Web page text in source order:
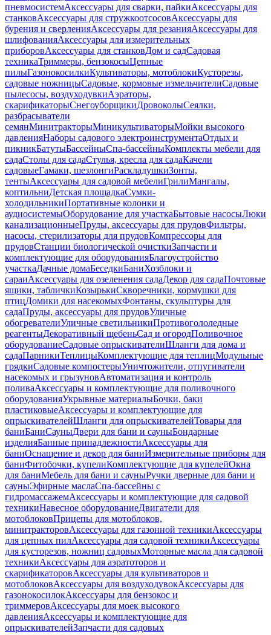
пневмосистемАксессуары для сварки, пайкиАксессуары для
станковАксессуары для стружкоотсосовАксессуары для
бурения и сверленияАксессуары для резанияАксессуары для
шлифованияАксессуары для измерительных
приборовАксессуары для станковДом и садСадовая
техникаТриммеры, бензокосыЦепные
пилыГазонокосилкиКультиваторы, мотоблокиКусторезы,
садовые ножницыСадовые, кормовые измельчителиСадовые
пылесосы, воздуходувкиАэраторы,
скарификаторыСнегоуборщикиДровоколыСеялки,
разбрасыватели
семянМинитракторыМиникультиваторыМойки высокого
давленияНаборы садового электроинструментаОтдых и
пикникБатутыБассейныСпа-бассейныКомплекты мебели для
садаСтолы для садаСтулья, кресла для садаКачели
садовыеГамаки, шезлонгиРаскладушкиЗонты,
тентыАксессуары для садовой мебелиГрилиМангалы,
коптильниДетская площадкаСумки-
холодильникиПортативные колонки и
аудиосистемыОборудование для участкаБытовые насосыЛюки
канализационныеПруды, аксессуары для прудовФильтры,
насосы, стерилизаторы для прудовКомпрессоры для
прудовСтанции биологической очисткиЗапчасти и
комплектующие для оборудованияБлагоустройство
участкаДачные домаБеседкиБаниХозблоки и
сараиАксессуары для озеленения садаДекор для садаПочтовые
ящики, табличкиКозырькиСкворечники, кормушки для
птицДомики для насекомыхФонтаны, скульптуры для
садаПруды, аксессуары для прудовУличные
обогревателиУличные светильникиПротивогололедные
реагентыДекоративный щебеньСад и огородПоливочное
оборудованиеСадовые опрыскивателиШланги для дома и
садаПарникиТеплицыКомплектующие для теплицМодульные
грядкиСадовые компостерыУничтожители, отпугиватели
насекомых и грызуновАвтоматизация и контроль
поливаАксессуары и комплектующие для поливочного
оборудованияУкрывные материалыБочки, баки
пластиковыеАксессуары и комплектующие для
опрыскивателейШланги для опрыскивателейТовары для
баниБаниСауныДвери для бани и сауныБондарные
изделияБанные принадлежностиАксессуары для
баниОснащение и декор для баниИзмерительные приборы для
баниФитобочки, купелиКомплектующие для купелейОкна
для баниМебель для бани и сауныРучки дверные для бани и
сауныЭфирные маслаСпа-бассейны с
гидромассажемАксессуары и комплектующие для садовой
техникиНавесное оборудованиеДвигатели для
мотоблоковПрицепы для мотоблоков,
минитракторовАксессуары для газонной техникиАксессуары
для цепных пилАксессуары для садовой техникиАксессуары
для кусторезов, ножниц садовыхМоторные масла для садовой
техникиАксессуары для аэратоторов и
скарификаторовАксессуары для культиваторов и
мотоблоковАксессуары для воздуходувокАксессуары для
газонокосилокАксессуары для бензокос и
триммеровАксессуары для моек высокого
давленияАксессуары и комплектующие для
опрыскивателейЗапчасти для садовых